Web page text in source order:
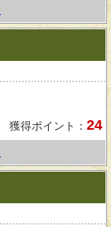
獲得ポイント： 24